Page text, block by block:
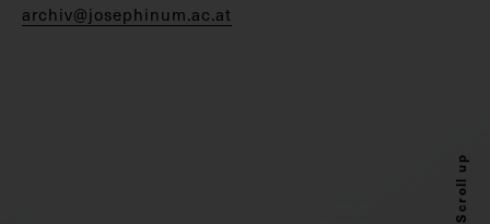
archiv@josephinum.ac.at
Scroll up